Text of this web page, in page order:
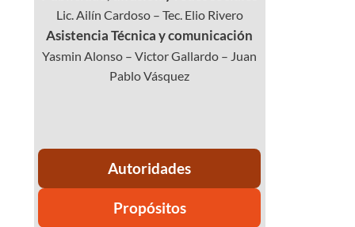
Lic. Ailín Cardoso – Tec. Elio Rivero
Asistencia Técnica y comunicación
Yasmin Alonso – Victor Gallardo – Juan
Pablo Vásquez
Autoridades
Propósitos